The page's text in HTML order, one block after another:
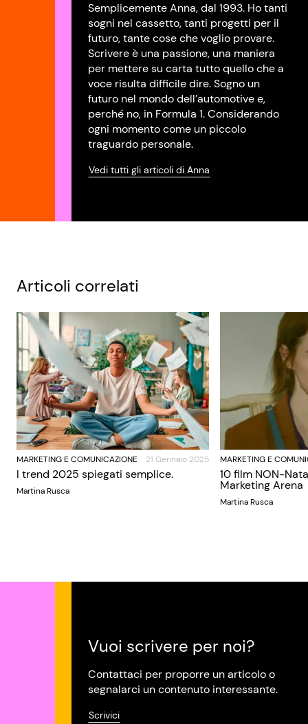
Semplicemente Anna, dal 1993. Ho tanti
sogni nel cassetto, tanti progetti per il
futuro, tante cose che voglio provare.
Scrivere è una passione, una maniera
per mettere su carta tutto quello che a
voce risulta difficile dire. Sogno un
futuro nel mondo dell’automotive e,
perché no, in Formula 1. Considerando
ogni momento come un piccolo
traguardo personale.
Vedi tutti gli articoli di Anna
Articoli correlati
MARKETING E COMUNICAZIONE 21 Gennaio 2025
I trend 2025 spiegati semplice.
Martina Rusca
MARKETING E
10 film NON-
Marketing Arena
Martina Rusca
Vuoi scrivere per noi?
Contattaci per proporre un articolo o
segnalarci un contenuto interessante.
Scrivici